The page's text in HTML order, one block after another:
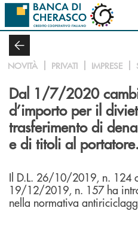
Salta al contenuto principale
NOVITÀ PRIVATI IMPRESE
Dal 1/7/2020
d’importo per il
trasferimento di
e di titoli al portatore.
Il D.L. 26/10/2019, n. 124
19/12/2019, n. 157 ha
nella normativa